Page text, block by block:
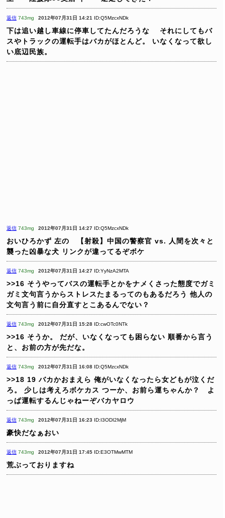
返信 743mg 2012年07月31日 14:21 ID:Q5MzcxNDk
下は追い越し車線に停車してたんだろうな
それにしてもバ
スやトラックの運転手はバカがほとんど。
いなくなって欲し
い底辺民族。
返信 743mg 2012年07月31日 14:27 ID:Q5MzcxNDk
おいひろかず 左の 【射殺】中国の警察官 vs. 人間を次々と
襲った凶暴な犬 リンクが違ってるぞボケ
返信 743mg 2012年07月31日 14:27 ID:YyNzA2MTA
>>16 そうやってバスの運転手とかをナメくさった態度でガミ
ガミ文句言うからストレスたまるってのもあるだろう 他人の
文句言う前に自分直すとこあるんでない？
返信 743mg 2012年07月31日 15:28 ID:cwOTc0NTk
>>16 そうか。 だが、いなくなっても困らない 順番から言う
と、お前の方が先だな。
返信 743mg 2012年07月31日 16:08 ID:Q5MzcxNDk
>>18 19 バカかおまえら 俺がいなくなったら女どもが泣くだ
ろ。
少しは考えろボケカス つーか、お前ら運ちゃんか？ よ
っぱ運転するんじゃねーぞバカヤロウ
返信 743mg 2012年07月31日 16:23 ID:I3ODI2MjM
豪快だなぁおい
返信 743mg 2012年07月31日 17:45 ID:E3OTMwMTM
荒ぶっておりますね